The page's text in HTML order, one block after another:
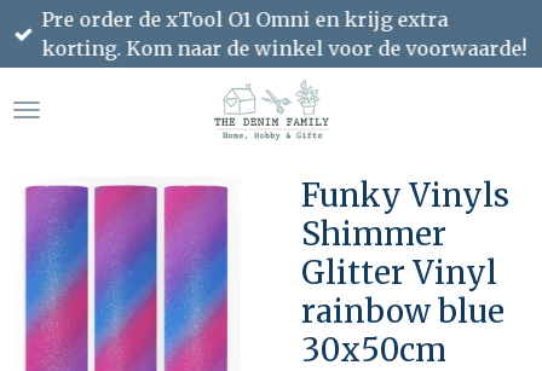
Ga
direct
de
Pre order de xTool O1 Omni en krijg extra
korting. Kom naar de winkel voor de voorwaarde!
Funky Vinyls
Shimmer
Glitter Vinyl
rainbow blue
30x50cm